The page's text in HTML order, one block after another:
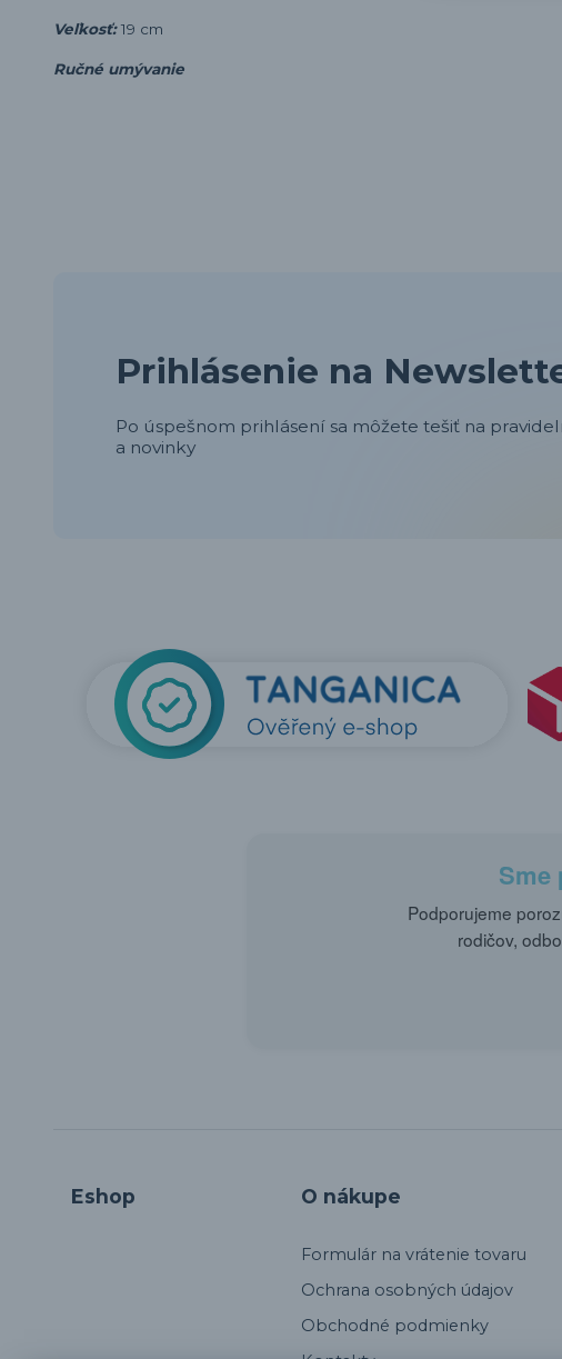
Veľkosť:19 cm
Ručné umývanie
Prihlásenie na
Po úspešnom prihlásení sa môžete tešiť na
a novinky
Sme
Podporujeme
rodičov,
Eshop O nákupe
Formulár na vrátenie tovaru
Ochrana osobných údajov
Obchodné podmienky